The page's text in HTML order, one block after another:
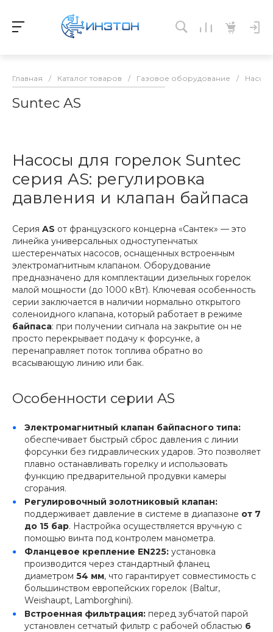
Главная / Каталог товаров / Газовое оборудование /
Suntec AS
Насосы для горелок Suntec
серия AS: регулировка
давления и клапан байпаса
Серия AS от французского концерна «Сантек» — это
линейка универсальных одноступенчатых
шестеренчатых насосов, оснащенных встроенным
электромагнитным клапаном. Оборудование
предназначено для комплектации дизельных горелок
малой мощности (до 1000 кВт). Ключевая особенность
серии заключается в наличии нормально открытого
соленоидного клапана, который работает в режиме
байпаса: при получении сигнала на закрытие он не
просто перекрывает подачу к форсунке, а
перенаправляет поток топлива обратно во
всасывающую линию или бак.
Особенности серии AS
Электромагнитный клапан байпасного типа:
обеспечивает быстрый сброс давления с линии
форсунки без гидравлических ударов. Это позволяет
плавно останавливать горелку и использовать
функцию предварительной продувки камеры
сгорания.
Регулировочный золотниковый клапан:
поддерживает давление в системе в диапазоне от 7
до 15 бар. Настройка осуществляется вручную с
помощью винта под контролем манометра.
Фланцевое крепление EN225: установка
производится через стандартный фланец
диаметром 54 мм, что гарантирует совместимость с
большинством европейских горелок (Baltur,
Weishaupt, Lamborghini).
Встроенная фильтрация: перед зубчатой парой
установлен сетчатый фильтр с рабочей областью 6